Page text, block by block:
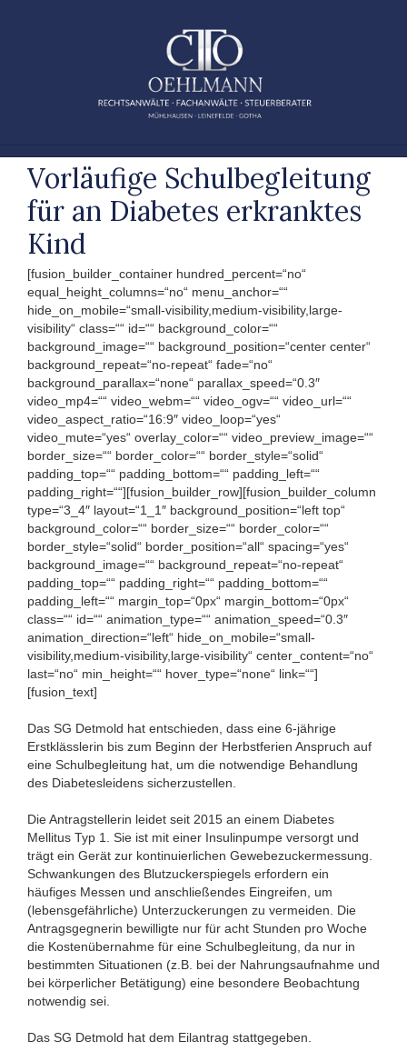
Vorläufige Schulbegleitung
für an Diabetes erkranktes
Kind
[fusion_builder_container hundred_percent=“no“
equal_height_columns=“no“ menu_anchor=““
hide_on_mobile=“small-visibility,medium-visibility,large-
visibility“ class=““ id=““ background_color=““
background_image=““ background_position=“center center“
background_repeat=“no-repeat“ fade=“no“
background_parallax=“none“ parallax_speed=“0.3″
video_mp4=““ video_webm=““ video_ogv=““ video_url=““
video_aspect_ratio=“16:9″ video_loop=“yes“
video_mute=“yes“ overlay_color=““ video_preview_image=““
border_size=““ border_color=““ border_style=“solid“
padding_top=““ padding_bottom=““ padding_left=““
padding_right=““][fusion_builder_row][fusion_builder_column
type=“3_4″ layout=“1_1″ background_position=“left top“
background_color=““ border_size=““ border_color=““
border_style=“solid“ border_position=“all“ spacing=“yes“
background_image=““ background_repeat=“no-repeat“
padding_top=““ padding_right=““ padding_bottom=““
padding_left=““ margin_top=“0px“ margin_bottom=“0px“
class=““ id=““ animation_type=““ animation_speed=“0.3″
animation_direction=“left“ hide_on_mobile=“small-
visibility,medium-visibility,large-visibility“ center_content=“no“
last=“no“ min_height=““ hover_type=“none“ link=““]
[fusion_text]
Das SG Detmold hat entschieden, dass eine 6-jährige
Erstklässlerin bis zum Beginn der Herbstferien Anspruch auf
eine Schulbegleitung hat, um die notwendige Behandlung
des Diabetesleidens sicherzustellen.
Die Antragstellerin leidet seit 2015 an einem Diabetes
Mellitus Typ 1. Sie ist mit einer Insulinpumpe versorgt und
trägt ein Gerät zur kontinuierlichen Gewebezuckermessung.
Schwankungen des Blutzuckerspiegels erfordern ein
häufiges Messen und anschließendes Eingreifen, um
(lebensgefährliche) Unterzuckerungen zu vermeiden. Die
Antragsgegnerin bewilligte nur für acht Stunden pro Woche
die Kostenübernahme für eine Schulbegleitung, da nur in
bestimmten Situationen (z.B. bei der Nahrungsaufnahme und
bei körperlicher Betätigung) eine besondere Beobachtung
notwendig sei.
Das SG Detmold hat dem Eilantrag stattgegeben.